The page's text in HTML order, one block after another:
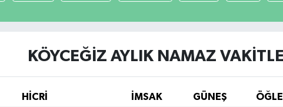
KÖYCEĞİZ AYLIK NAMAZ
HİCRİ İMSAK GÜNEŞ ÖĞLE